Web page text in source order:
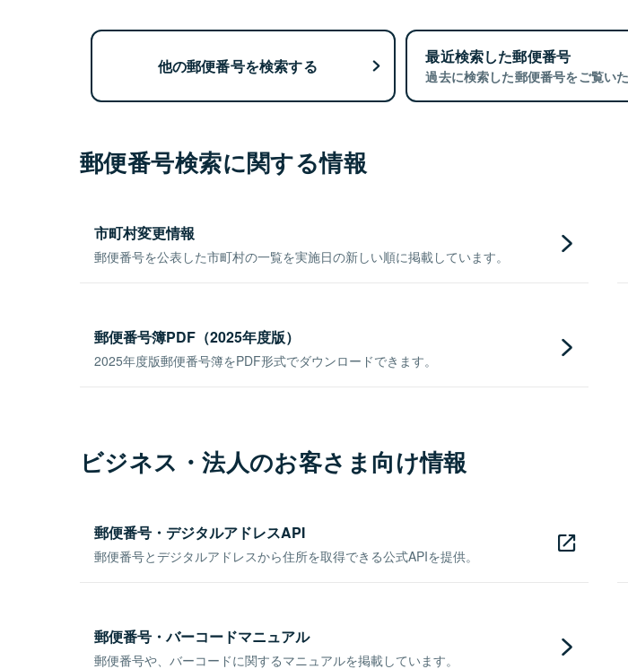
他の郵便番号を検索する 最近検索した郵便番号
過去に検索した郵便番号をご覧いた
郵便番号検索に関する情報
市町村変更情報
郵便番号を公表した市町村の一覧を実施日の新しい順に掲載しています。
郵便番号簿PDF（2025年度版）
2025年度版郵便番号簿をPDF形式でダウンロードできます。
ビジネス・法人のお客さま向け情報
郵便番号・デジタルアドレスAPI
郵便番号とデジタルアドレスから住所を取得できる公式APIを提供。
郵便番号・バーコードマニュアル
郵便番号や、バーコードに関するマニュアルを掲載しています。